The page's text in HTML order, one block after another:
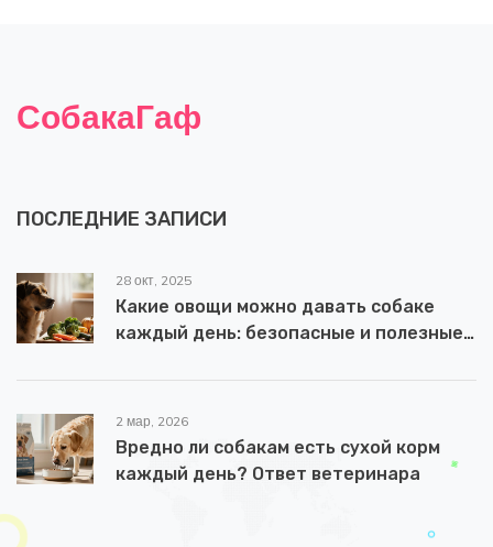
СобакаГаф
ПОСЛЕДНИЕ ЗАПИСИ
28 окт, 2025
Какие овощи можно давать собаке
каждый день: безопасные и полезные
2 мар, 2026
Вредно ли собакам есть сухой корм
каждый день? Ответ ветеринара